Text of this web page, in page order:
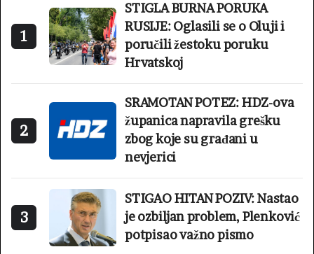
1
STIGLA BURNA PORUKA
RUSIJE: Oglasili se o Oluji i
poručili žestoku poruku
Hrvatskoj
2
SRAMOTAN POTEZ: HDZ-ova
županica napravila grešku
zbog koje su građani u
nevjerici
3
STIGAO HITAN POZIV: Nastao
je ozbiljan problem, Plenković
potpisao važno pismo